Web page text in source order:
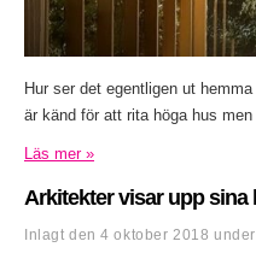
Hur ser det egentligen ut
är känd för att rita höga hus
Läs mer »
Arkitekter visar upp sina
Inlagt den4 oktober 2018